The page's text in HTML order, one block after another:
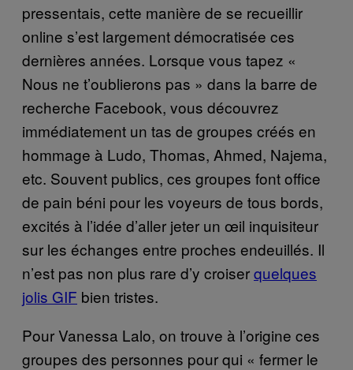
pressentais, cette manière de se recueillir
online s’est largement démocratisée ces
dernières années. Lorsque vous tapez «
Nous ne t’oublierons pas » dans la barre de
recherche Facebook, vous découvrez
immédiatement un tas de groupes créés en
hommage à Ludo, Thomas, Ahmed, Najema,
etc. Souvent publics, ces groupes font office
de pain béni pour les voyeurs de tous bords,
excités à l’idée d’aller jeter un œil inquisiteur
sur les échanges entre proches endeuillés. Il
n’est pas non plus rare d’y croiserquelques
jolis GIF bien tristes.
Pour Vanessa Lalo, on trouve à l’origine ces
groupes des personnes pour qui « fermer le